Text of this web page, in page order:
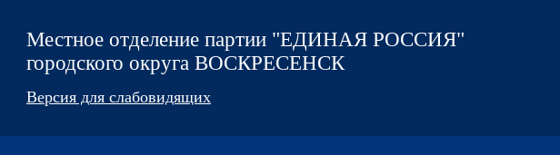
Местное отделение партии "ЕДИНАЯ РОССИЯ"
городского округа ВОСКРЕСЕНСК
Версия для слабовидящих